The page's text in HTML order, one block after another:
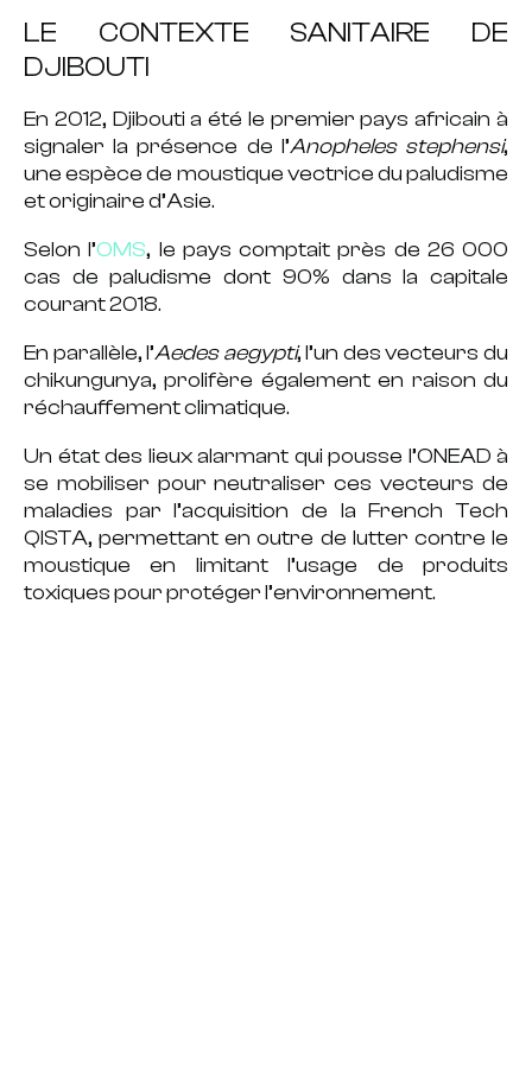
LE CONTEXTE SANITAIRE DE
DJIBOUTI
En 2012, Djibouti a été le premier pays africain à
signaler la présence de l’Anopheles stephensi,
une espèce de moustique vectrice du paludisme
et originaire d’Asie.
Selon l’OMS, le pays comptait près de 26 000
cas de paludisme dont 90% dans la capitale
courant 2018.
En parallèle, l’Aedes aegypti, l’un des vecteurs du
chikungunya, prolifère également en raison du
réchauffement climatique.
Un état des lieux alarmant qui pousse l’ONEAD à
se mobiliser pour neutraliser ces vecteurs de
maladies par l’acquisition de laFrench Tech
QISTA, permettant en outre de lutter contre le
moustique en limitant l’usage de produits
toxiques pour protéger l’environnement.